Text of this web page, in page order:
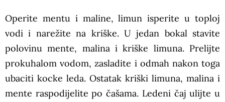
Operite mentu i maline, limun isperite u toploj
vodi i narežite na kriške. U jedan bokal stavite
polovinu mente, malina i kriške limuna. Prelijte
prokuhalom vodom, zasladite i odmah nakon toga
ubaciti kocke leda. Ostatak kriški limuna, malina i
mente raspodijelite po čašama. Ledeni čaj ulijte u